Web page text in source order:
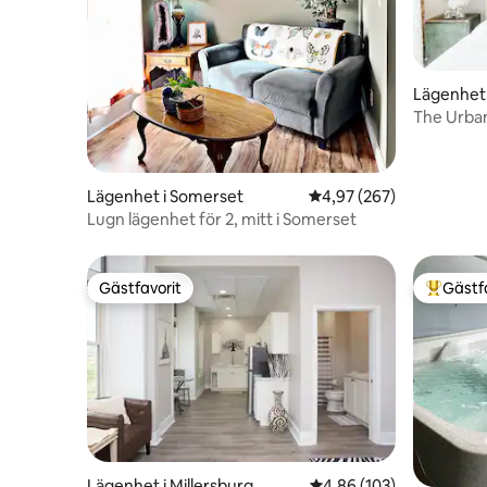
Lägenhet i Somerset 4,97 av 5 i
4,97 (267)
Lugn lägenhet för 2, mitt i Somerset
The
Gästfavorit
Gästfavorit